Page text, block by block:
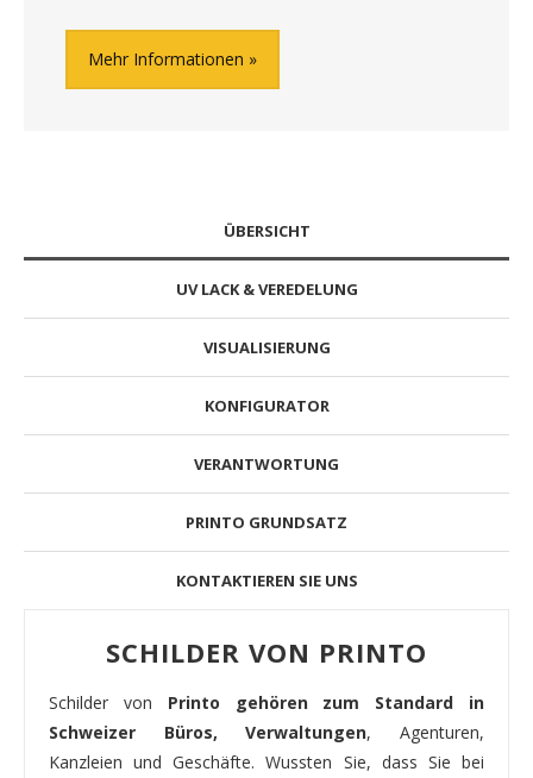
Mehr Informationen
ÜBERSICHT
UV LACK & VEREDELUNG
VISUALISIERUNG
KONFIGURATOR
VERANTWORTUNG
PRINTO GRUNDSATZ
KONTAKTIEREN SIE UNS
SCHILDER VON PRINTO
Schilder von Printo gehören zum Standard in
Schweizer Büros, Verwaltungen, Agenturen,
Kanzleien und Geschäfte. Wussten Sie, dass Sie bei